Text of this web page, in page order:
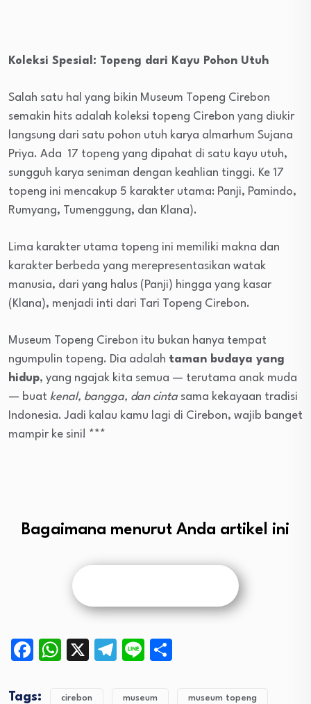
Koleksi Spesial: Topeng dari Kayu Pohon Utuh
Salah satu hal yang bikin Museum Topeng Cirebon
semakin hits adalah koleksi topeng Cirebon yang diukir
langsung dari satu pohon utuh karya almarhum Sujana
Priya. Ada 17 topeng yang dipahat di satu kayu utuh,
sungguh karya seniman dengan keahlian tinggi. Ke 17
topeng ini mencakup 5 karakter utama: Panji, Pamindo,
Rumyang, Tumenggung, dan Klana).
Lima karakter utama topeng ini memiliki makna dan
karakter berbeda yang merepresentasikan watak
manusia, dari yang halus (Panji) hingga yang kasar
(Klana), menjadi inti dari Tari Topeng Cirebon.
Museum Topeng Cirebon itu bukan hanya tempat
ngumpulin topeng. Dia adalah taman budaya yang
hidup, yang ngajak kita semua — terutama anak muda
— buat kenal, bangga, dan cinta sama kekayaan tradisi
Indonesia. Jadi kalau kamu lagi di Cirebon, wajib banget
mampir ke sini! ***
Bagaimana menurut Anda artikel ini
Facebook
WhatsApp
X Telegram
Line
Tags: cirebon museum museum topeng